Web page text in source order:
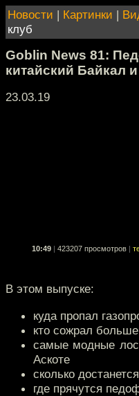
Новости | Картинки |
клуб
Goblin News 81:
китайский Байкал
23.03.19
10:49 423207 просмотров
В этом выпуске:
куда пропал
кто сожрал
самые модные
Аскоте
сколько
где прячутся